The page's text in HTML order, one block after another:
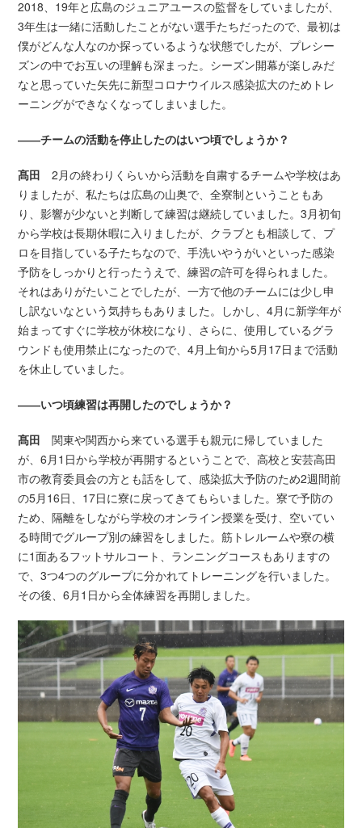
2018、19年と広島のジュニアユースの監督をしていましたが、
3年生は一緒に活動したことがない選手たちだったので、最初は
僕がどんな人なのか探っているような状態でしたが、プレシー
ズンの中でお互いの理解も深まった。シーズン開幕が楽しみだ
なと思っていた矢先に新型コロナウイルス感染拡大のためトレ
ーニングができなくなってしまいました。
――チームの活動を停止したのはいつ頃でしょうか？
髙田 2月の終わりくらいから活動を自粛するチームや学校はあ
りましたが、私たちは広島の山奥で、全寮制ということもあ
り、影響が少ないと判断して練習は継続していました。3月初旬
から学校は長期休暇に入りましたが、クラブとも相談して、プ
ロを目指している子たちなので、手洗いやうがいといった感染
予防をしっかりと行ったうえで、練習の許可を得られました。
それはありがたいことでしたが、一方で他のチームには少し申
し訳ないなという気持ちもありました。しかし、4月に新学年が
始まってすぐに学校が休校になり、さらに、使用しているグラ
ウンドも使用禁止になったので、4月上旬から5月17日まで活動
を休止していました。
――いつ頃練習は再開したのでしょうか？
髙田 関東や関西から来ている選手も親元に帰していました
が、6月1日から学校が再開するということで、高校と安芸高田
市の教育委員会の方とも話をして、感染拡大予防のため2週間前
の5月16日、17日に寮に戻ってきてもらいました。寮で予防の
ため、隔離をしながら学校のオンライン授業を受け、空いてい
る時間でグループ別の練習をしました。筋トレルームや寮の横
に1面あるフットサルコート、ランニングコースもありますの
で、3つ4つのグループに分かれてトレーニングを行いました。
その後、6月1日から全体練習を再開しました。